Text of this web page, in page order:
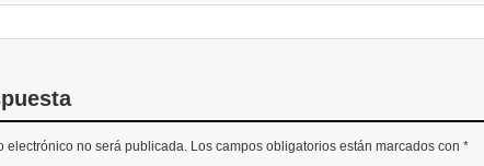
electrónico no será publicada. Los campos obligatorios están marcados con *